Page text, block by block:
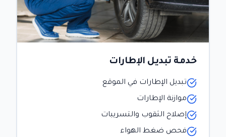
خدمة تبديل الإطارات
تبديل الإطارات في الموقع
موازنة الإطارات
إصلاح الثقوب والتسريبات
فحص ضغط الهواء